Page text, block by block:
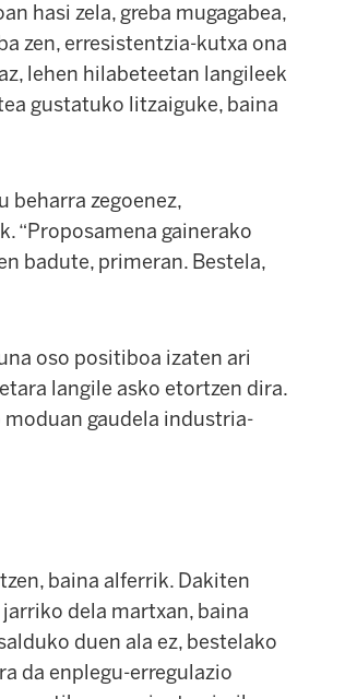
hasi zela, greba mugagabea,
zen, erresistentzia-kutxa ona
lehen hilabeteetan langileek
gustatuko litzaiguke, baina
beharra zegoenez,
“Proposamena gainerako
badute, primeran. Bestela,
oso positiboa izaten ari
langile asko etortzen dira.
gaudela industria-
baina alferrik. Dakiten
dela martxan, baina
duen ala ez, bestelako
da enplegu-erregulazio